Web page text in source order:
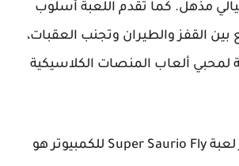
مذهل. كما تقدم اللعبة أسلوب
القفز والطيران وتجنب العقبات،
لمحبي ألعاب المنصات الكلاسيكية
ولعل أكثر ما يميز لعبة Super Saurio Fly للكمبيوتر هو